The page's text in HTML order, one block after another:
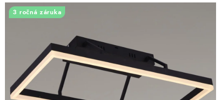
VENTILÁTORY
SAMSUNG SVIETIDLÁ
3 ročná záruka